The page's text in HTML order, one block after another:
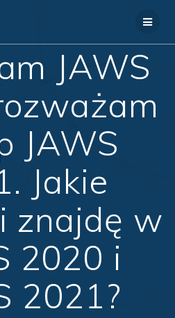
JAWS
JAWS
Jakie
znajdę w
2020 i
2021?